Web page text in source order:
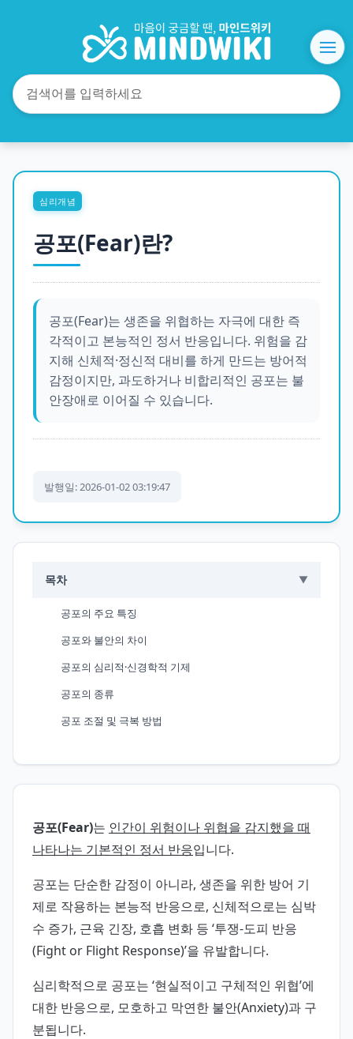
심리개념
공포(Fear)란?
공포(Fear)는 생존을 위협하는 자극에 대한 즉
각적이고 본능적인 정서 반응입니다. 위험을 감
지해 신체적·정신적 대비를 하게 만드는 방어적
감정이지만, 과도하거나 비합리적인 공포는 불
안장애로 이어질 수 있습니다.
발행일: 2026-01-02 03:19:47
목차 ▼
공포의 주요 특징
공포와 불안의 차이
공포의 심리적·신경학적 기제
공포의 종류
공포 조절 및 극복 방법
공포(Fear)는 인간이 위험이나 위협을 감지했을 때
나타나는 기본적인 정서 반응입니다.
공포는 단순한 감정이 아니라, 생존을 위한 방어 기
제로 작용하는 본능적 반응으로, 신체적으로는 심박
수 증가, 근육 긴장, 호흡 변화 등 ‘투쟁-도피 반응
(Fight or Flight Response)’을 유발합니다.
심리학적으로 공포는 ‘현실적이고 구체적인 위협’에
대한 반응으로, 모호하고 막연한 불안(Anxiety)과 구
분됩니다.